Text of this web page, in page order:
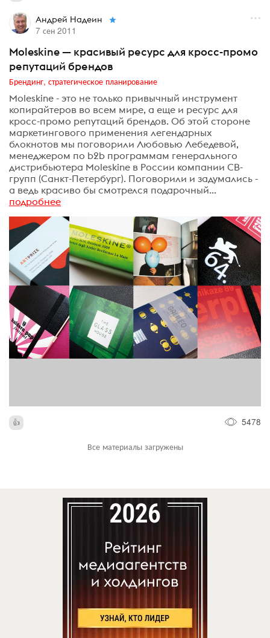
Андрей Надеин
7 сен 2011
Moleskine — красивый ресурс для кросс-промо
репутаций брендов
Брендинг, стратегическое планирование
Moleskine - это не только привычный инструмент
копирайтеров во всем мире, а еще и ресурс для
кросс-промо репутаций брендов. Об этой стороне
маркетингового применения легендарных
блокнотов мы поговорили Любовью Лебедевой,
менеджером по b2b программам генерального
дистрибьютера Moleskine в России компании СВ-
групп (Санкт-Петербург). Поговорили и задумались -
а ведь красиво бы смотрелся подарочный...
подробнее
5478
Все материалы загружены